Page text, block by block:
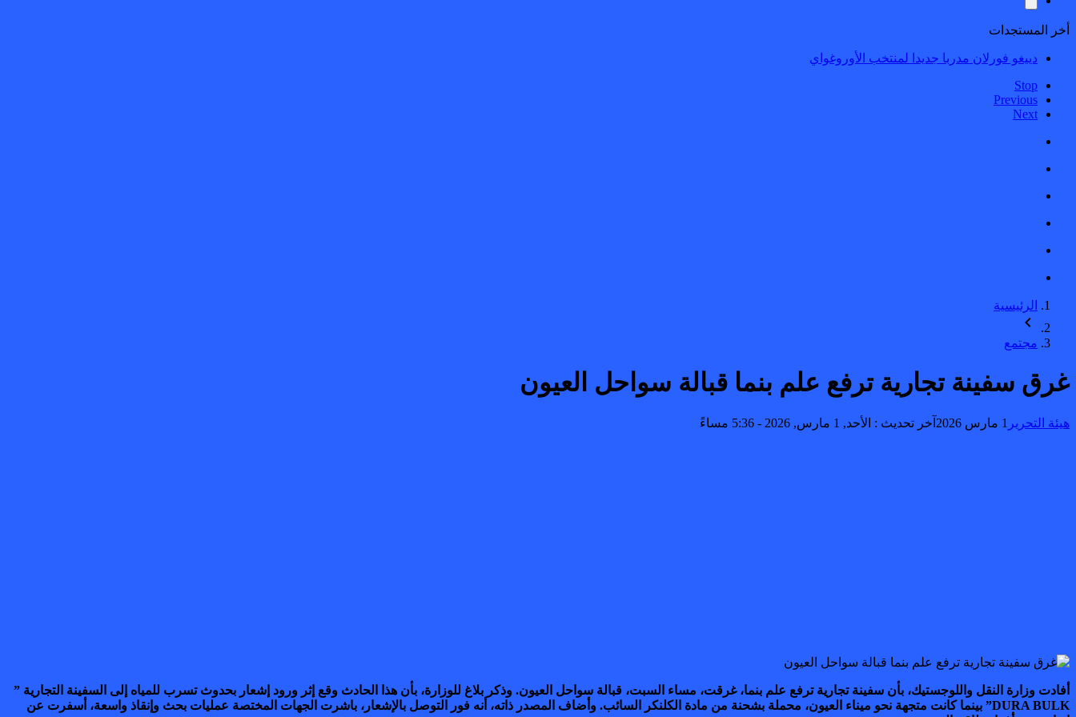
أخر المستجدات
دييغو فورلان مدربا جديدا لمنتخب الأوروغواي
Stop
Previous
Next
الرئيسية
مجتمع
غرق سفينة تجارية ترفع علم بنما قبالة سواحل العيون
هيئة التحرير 1 مارس 2026 آخر تحديث : الأحد, 1 مارس, 2026 - 5:36 مساءً
أفادت وزارة النقل واللوجستيك، بأن سفينة تجارية ترفع علم بنما، غرقت، مساء السبت، قبالة سواحل العيون. وذكر بلاغ للوزارة، بأن هذا الحادث وقع إثر ورود إشعار بحدوث تسرب للمياه إلى السفينة التجارية ”
DURA BULK” بينما كانت متجهة نحو ميناء العيون، محملة بشحنة من مادة الكلنكر السائب. وأضاف المصدر ذاته، أنه فور التوصل بالإشعار، باشرت الجهات المختصة عمليات بحث وإنقاذ واسعة، أسفرت عن